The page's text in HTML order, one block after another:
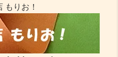
もりお！